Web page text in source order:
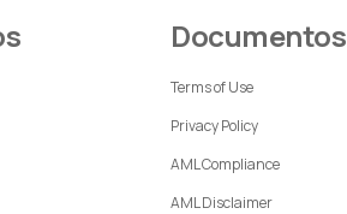
Documentos
Terms of Use
Privacy Policy
AML Compliance
AML Disclaimer